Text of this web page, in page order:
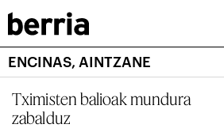
ENCINAS, AINTZANE
Tximisten balioak mundura
zabalduz